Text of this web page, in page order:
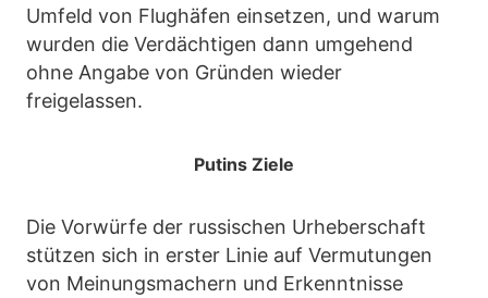
Umfeld von Flughäfen einsetzen, und warum
wurden die Verdächtigen dann umgehend
ohne Angabe von Gründen wieder
freigelassen.
Putins Ziele
Die Vorwürfe der russischen Urheberschaft
stützen sich in erster Linie auf Vermutungen
von Meinungsmachern und Erkenntnisse